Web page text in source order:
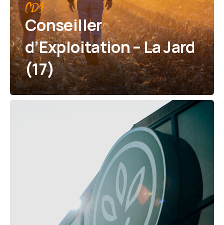
CDI
Conseiller
d’Exploitation – La Jard
(17)